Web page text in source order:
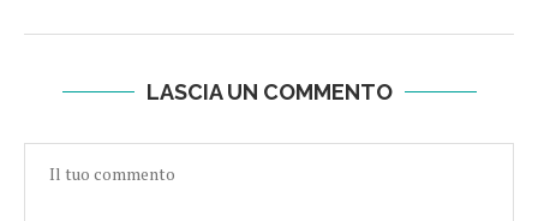
LASCIA UN COMMENTO